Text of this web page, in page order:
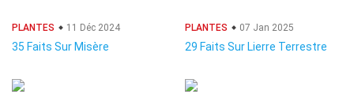
PLANTES 11 Déc 2024
35 Faits Sur Misère
PLANTES 07 Jan 2025
29 Faits Sur Lierre Terrestre